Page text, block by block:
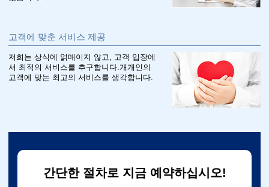
고객에 맞춘 서비스 제공
저희는 상식에 얽매이지 않고, 고객 입장에
서 최적의 서비스를 추구합니다.개개인의
고객에 맞는 최고의 서비스를 생각합니다.
간단한 절차로 지금 예약하십시오!